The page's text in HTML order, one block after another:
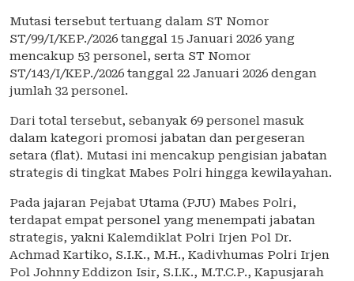
Mutasi tersebut tertuang dalam ST Nomor
ST/99/I/KEP./2026 tanggal 15 Januari 2026 yang
mencakup 53 personel, serta ST Nomor
ST/143/I/KEP./2026 tanggal 22 Januari 2026 dengan
jumlah 32 personel.
Dari total tersebut, sebanyak 69 personel masuk
dalam kategori promosi jabatan dan pergeseran
setara (flat). Mutasi ini mencakup pengisian jabatan
strategis di tingkat Mabes Polri hingga kewilayahan.
Pada jajaran Pejabat Utama (PJU) Mabes Polri,
terdapat empat personel yang menempati jabatan
strategis, yakni Kalemdiklat Polri Irjen Pol Dr.
Achmad Kartiko, S.I.K., M.H., Kadivhumas Polri Irjen
Pol Johnny Eddizon Isir, S.I.K., M.T.C.P., Kapusjarah